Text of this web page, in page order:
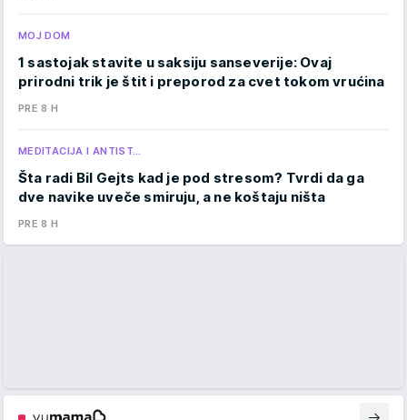
MOJ DOM
1 sastojak stavite u saksiju sanseverije: Ovaj
prirodni trik je štit i preporod za cvet tokom vrućina
PRE 8 H
MEDITACIJA I ANTIST…
Šta radi Bil Gejts kad je pod stresom? Tvrdi da ga
dve navike uveče smiruju, a ne koštaju ništa
PRE 8 H